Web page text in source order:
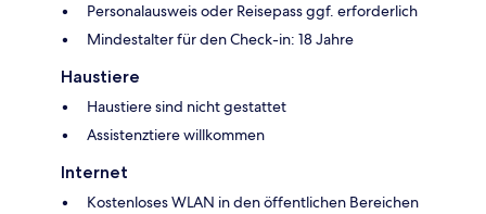
Personalausweis oder Reisepass ggf. erforderlich
Mindestalter für den Check-in: 18 Jahre
Haustiere
Haustiere sind nicht gestattet
Assistenztiere willkommen
Internet
Kostenloses WLAN in den öffentlichen Bereichen